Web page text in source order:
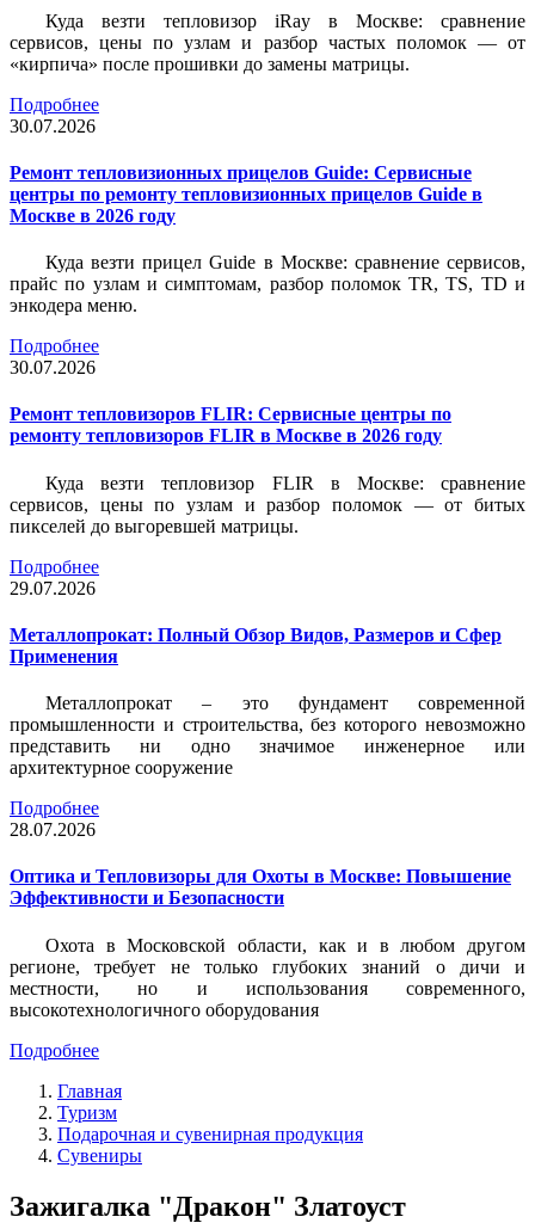
Куда везти тепловизор iRay в Москве: сравнение
сервисов, цены по узлам и разбор частых поломок — от
«кирпича» после прошивки до замены матрицы.
Подробнее
30.07.2026
Ремонт тепловизионных прицелов Guide: Сервисные
центры по ремонту тепловизионных прицелов Guide в
Москве в 2026 году
Куда везти прицел Guide в Москве: сравнение сервисов,
прайс по узлам и симптомам, разбор поломок TR, TS, TD и
энкодера меню.
Подробнее
30.07.2026
Ремонт тепловизоров FLIR: Сервисные центры по
ремонту тепловизоров FLIR в Москве в 2026 году
Куда везти тепловизор FLIR в Москве: сравнение
сервисов, цены по узлам и разбор поломок — от битых
пикселей до выгоревшей матрицы.
Подробнее
29.07.2026
Металлопрокат: Полный Обзор Видов, Размеров и Сфер
Применения
Металлопрокат – это фундамент современной
промышленности и строительства, без которого невозможно
представить ни одно значимое инженерное или
архитектурное сооружение
Подробнее
28.07.2026
Оптика и Тепловизоры для Охоты в Москве: Повышение
Эффективности и Безопасности
Охота в Московской области, как и в любом другом
регионе, требует не только глубоких знаний о дичи и
местности, но и использования современного,
высокотехнологичного оборудования
Подробнее
Главная
Туризм
Подарочная и сувенирная продукция
Сувениры
Зажигалка "Дракон" Златоуст